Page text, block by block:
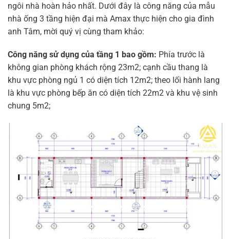
ngôi nhà hoàn hảo nhất. Dưới đây là công năng của mẫu
nhà ống 3 tầng hiện đại mà Amax thực hiện cho gia đình
anh Tâm, mời quý vị cùng tham khảo:
Công năng sử dụng của tầng 1 bao gồm: Phía trước là
không gian phòng khách rộng 23m2; cạnh cầu thang là
khu vực phòng ngủ 1 có diện tích 12m2; theo lối hành lang
là khu vực phòng bếp ăn có diện tích 22m2 và khu vệ sinh
chung 5m2;